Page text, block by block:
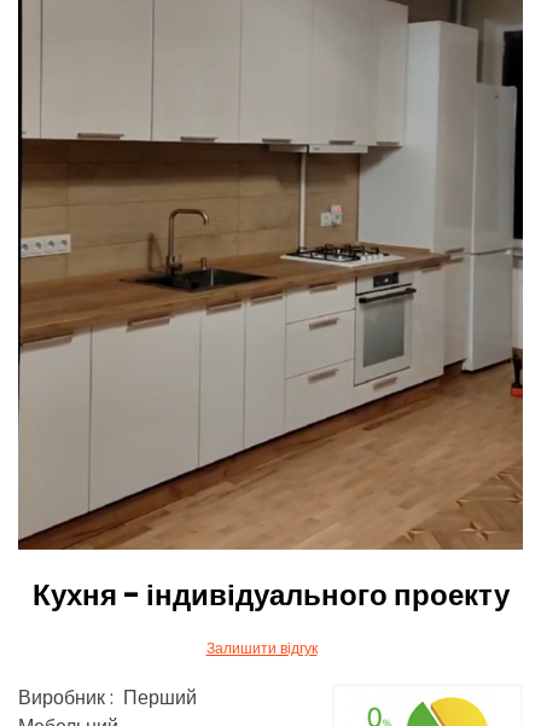
Кухня - індивідуального проекту
Залишити відгук
Виробник : Перший